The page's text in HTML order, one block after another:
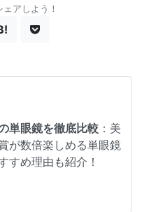
アしよう！
単眼鏡を徹底比較 ：美
が数倍楽しめる単眼鏡
すめ理由も紹介！